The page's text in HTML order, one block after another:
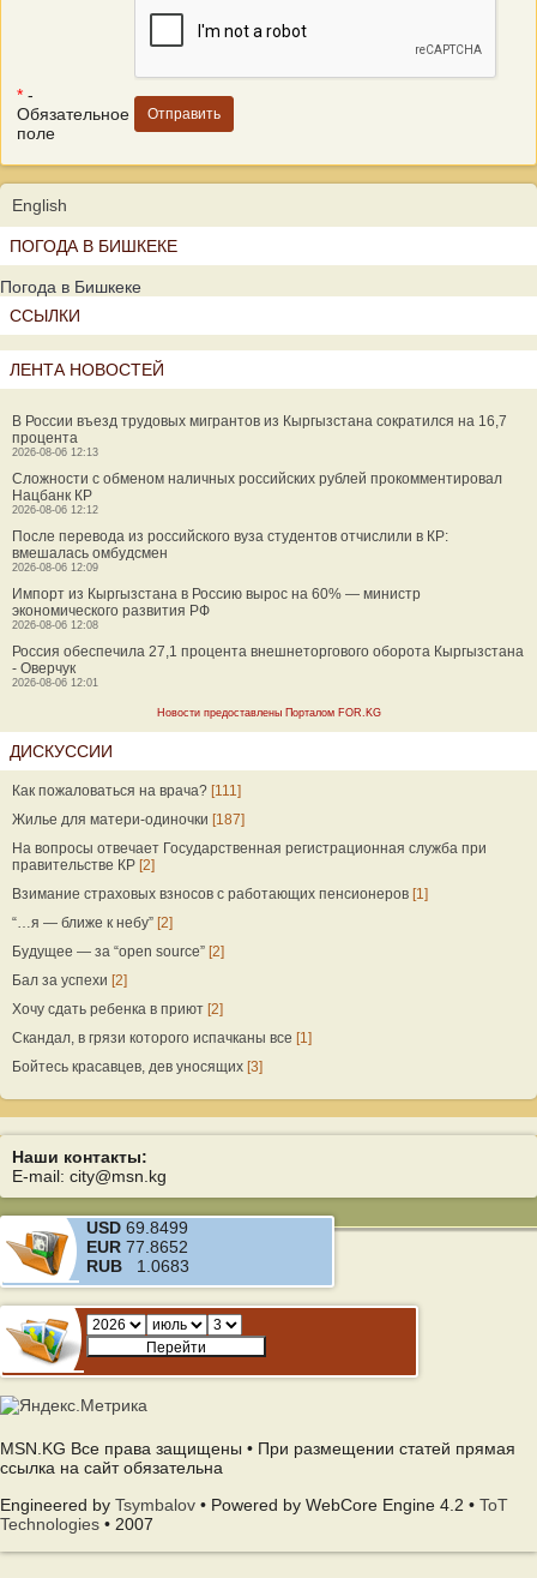
* -
Обязательное
поле
English
ПОГОДА В БИШКЕКЕ
Погода в Бишкеке
ССЫЛКИ
ЛЕНТА НОВОСТЕЙ
В России въезд трудовых мигрантов из Кыргызстана сократился на 16,7
процента
2026-08-06 12:13
Сложности с обменом наличных российских рублей прокомментировал
Нацбанк КР
2026-08-06 12:12
После перевода из российского вуза студентов отчислили в КР:
вмешалась омбудсмен
2026-08-06 12:09
Импорт из Кыргызстана в Россию вырос на 60% — министр
экономического развития РФ
2026-08-06 12:08
Россия обеспечила 27,1 процента внешнеторгового оборота Кыргызстана
- Оверчук
2026-08-06 12:01
Новости предоставлены Порталом FOR.KG
ДИСКУССИИ
Как пожаловаться на врача? [111]
Жилье для матери-одиночки [187]
На вопросы отвечает Государственная регистрационная служба при
правительстве КР [2]
Взимание страховых взносов с работающих пенсионеров [1]
“…я — ближе к небу” [2]
Будущее — за “open source” [2]
Бал за успехи [2]
Хочу сдать ребенка в приют [2]
Скандал, в грязи которого испачканы все [1]
Бойтесь красавцев, дев уносящих [3]
Наши контакты:
E-mail: city@msn.kg
USD 69.8499
EUR 77.8652
RUB 1.0683
MSN.KG Все права защищены • При размещении статей прямая
ссылка на сайт обязательна
Engineered by Tsymbalov • Powered by WebCore Engine 4.2 • ToT
Technologies • 2007